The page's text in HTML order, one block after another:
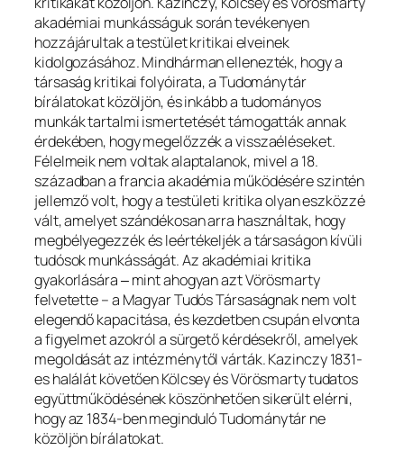
akadémiai munkásságuk során tevékenyen
hozzájárultak a testület kritikai elveinek
kidolgozásához. Mindhárman ellenezték, hogy a
társaság kritikai folyóirata, aTudománytár
bírálatokat közöljön, és inkább a tudományos
munkák tartalmi ismertetését támogatták annak
érdekében, hogy megelőzzék a visszaéléseket.
Félelmeik nem voltak alaptalanok, mivel a 18.
században a francia akadémia működésére szintén
jellemző volt, hogy a testületi kritika olyan eszközzé
vált, amelyet szándékosan arra használtak, hogy
megbélyegezzék és leértékeljék a társaságon kívüli
tudósok munkásságát. Az akadémiai kritika
gyakorlására ‒ mint ahogyan azt Vörösmarty
felvetette – a Magyar Tudós Társaságnak nem volt
elegendő kapacitása, és kezdetben csupán elvonta
a figyelmet azokról a sürgető kérdésekről, amelyek
megoldását az intézménytől várták. Kazinczy 1831-
es halálát követően Kölcsey és Vörösmarty tudatos
együttműködésének köszönhetően sikerült elérni,
hogy az 1834-ben megindulóTudománytárne
közöljön bírálatokat.